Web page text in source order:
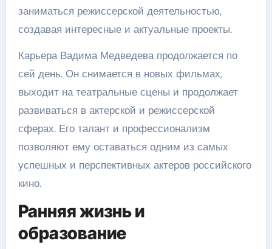
заниматься режиссерской деятельностью,
создавая интересные и актуальные проекты.
Карьера Вадима Медведева продолжается по
сей день. Он снимается в новых фильмах,
выходит на театральные сцены и продолжает
развиваться в актерской и режиссерской
сферах. Его талант и профессионализм
позволяют ему оставаться одним из самых
успешных и перспективных актеров российского
кино.
Ранняя жизнь и
образование